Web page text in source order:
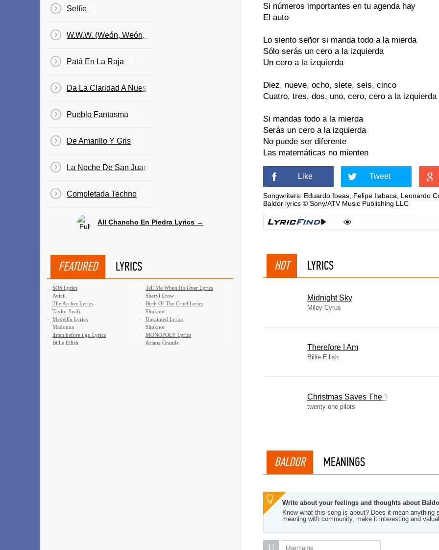
Si números importantes en tu agenda hay
El auto
Lo siento señor si manda todo a la mierda
Sólo serás un cero a la izquierda
Un cero a la izquierda
Diez, nueve, ocho, siete, seis, cinco
Cuatro, tres, dos, uno, cero, cero a la izquierda
Si mandas todo a la mierda
Serás un cero a la izquierda
No puede ser diferente
Las matemáticas no mienten
Like Tweet
Songwriters: Eduardo Ibeas, Felipe Ilabaca, Leonardo
Baldor lyrics © Sony/ATV Music Publishing LLC
HOT LYRICS
Midnight Sky
Miley Cyrus
Therefore I Am
Billie Eilish
Christmas Saves The Year
twenty one pilots
BALDOR MEANINGS
Write about your feelings and thoughts about
Know what this song is about? Does it mean
meaning with community, make it interesting and
U
Selfie
W.W.W. (Weón, Weón, Weón)
Patá En La Raja
Da La Claridad A Nuestro Sol
Pueblo Fantasma
De Amarillo Y Gris
La Noche De San Juan
Completada Techno
All Chancho En Piedra Lyrics →
FEATURED LYRICS
·
SOS Lyrics
Avicii
·
Tell Me When It's Over Lyrics
Sheryl Crow
·
The Archer Lyrics
Taylor Swift
·
Birth Of The Cruel Lyrics
Slipknot
·
Medellín Lyrics
Madonna
·
Unsainted Lyrics
Slipknot
·
​listen before i go Lyrics
Billie Eilish
·
MONOPOLY Lyrics
Ariana Grande